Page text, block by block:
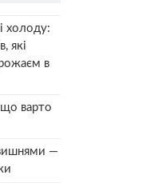
холоду:
які
в
варто
—